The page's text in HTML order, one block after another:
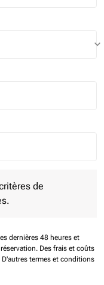
keyboard_arrow_down
de
dernières 48 heures et
Des frais et coûts
D'autres termes et conditions